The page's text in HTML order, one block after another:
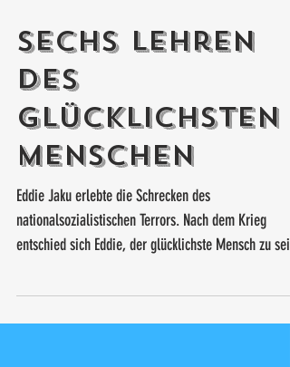
Sechs Lehren
des
glücklichsten
Menschen
Eddie Jaku erlebte die Schrecken des
nationalsozialistischen Terrors. Nach dem Krieg